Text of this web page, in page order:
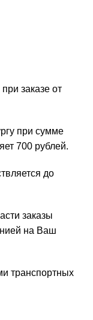
заказе от
при сумме
700 рублей.
до
заказы
на Ваш
транспортных